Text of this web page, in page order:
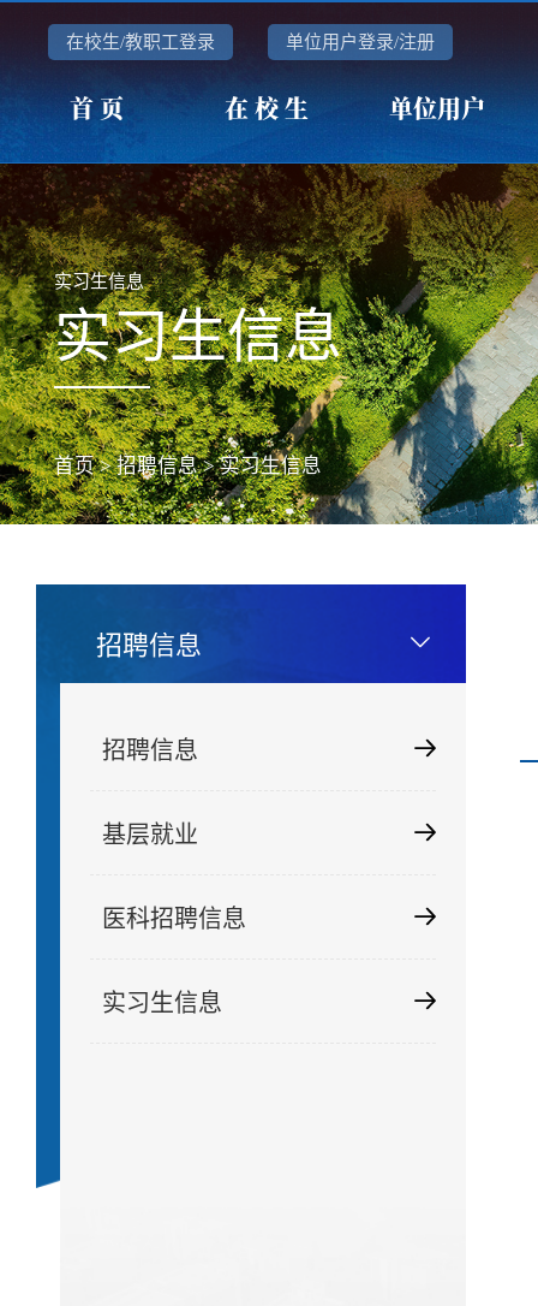
在校生/教职工登录 单位用户登录/注册
首 页 在 校 生 单位用户
实习生信息
实习生信息
首页>招聘信息>实习生信息
招聘信息
招聘信息
基层就业
医科招聘信息
实习生信息